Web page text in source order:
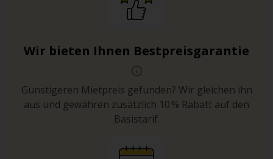
Wir bieten Ihnen Bestpreisgarantie
Günstigeren Mietpreis gefunden? Wir gleichen ihn
aus und gewähren zusätzlich 10 % Rabatt auf den
Basistarif.